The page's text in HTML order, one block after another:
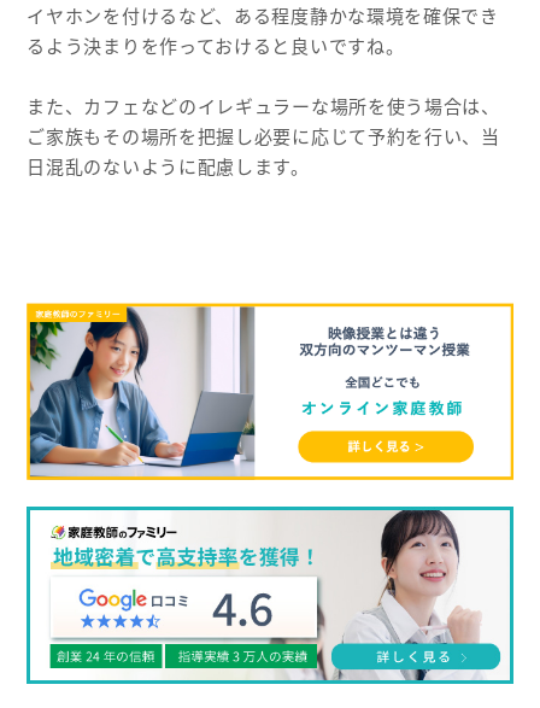
イヤホンを付けるなど、ある程度静かな環境を確保でき
るよう決まりを作っておけると良いですね。
また、カフェなどのイレギュラーな場所を使う場合は、
ご家族もその場所を把握し必要に応じて予約を行い、当
日混乱のないように配慮します。